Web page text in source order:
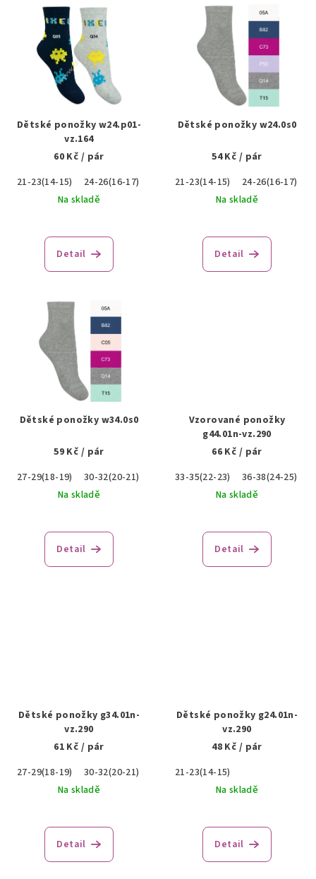
Dětské ponožky w24.p01-
vz.164
60 Kč / pár
21-23(14-15)
24-26(16-17)
Na skladě
Detail
Dětské ponožky w24.0s0
54 Kč / pár
21-23(14-15)
24-26(16-17)
Na skladě
Detail
Dětské ponožky w34.0s0
59 Kč / pár
27-29(18-19)
30-32(20-21)
Na skladě
Detail
Vzorované ponožky
g44.01n-vz.290
66 Kč / pár
33-35(22-23)
36-38(24-25)
Na skladě
Detail
Dětské ponožky g34.01n-
vz.290
61 Kč / pár
27-29(18-19)
30-32(20-21)
Na skladě
Detail
Dětské ponožky g24.01n-
vz.290
48 Kč / pár
21-23(14-15)
Na skladě
Detail